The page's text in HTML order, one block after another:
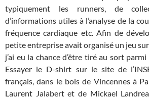
typiquement les runners, de
d’informations utiles à l’analyse de la
fréquence cardiaque etc. Afin de
petite entreprise avait organisé un jeu sur
j’ai eu la chance d’être tiré au sort
Essayer le D-shirt sur le site de
français, dans le bois de Vincennes à
Laurent Jalabert et de Mickael